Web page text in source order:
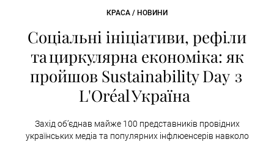
КРАСА / НОВИНИ
Соціальні ініціативи, рефіли
та циркулярна економіка: як
пройшов Sustainability Day з
L'Oréal Україна
Захід об’єднав майже 100 представників провідних
українських медіа та популярних інфлюенсерів навколо